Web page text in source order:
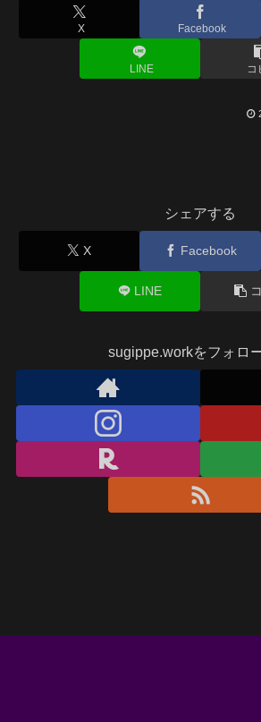
X Facebook
LINE コ
シェアする
X Facebook
LINE
sugippe.workをフォロ